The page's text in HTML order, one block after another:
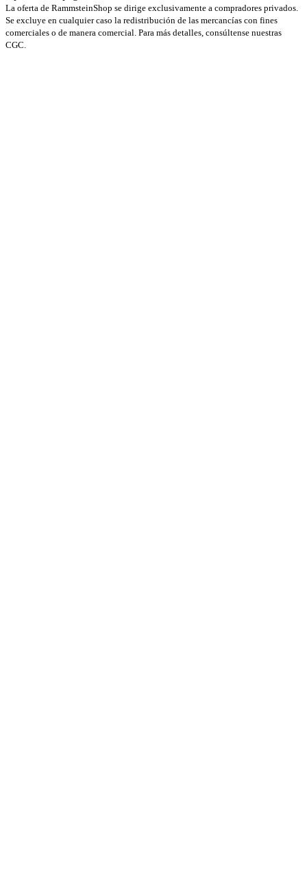
La oferta de RammsteinShop se dirige exclusivamente a compradores privados.
Se excluye en cualquier caso la redistribución de las mercancías con fines
comerciales o de manera comercial. Para más detalles, consúltense nuestras
CGC.